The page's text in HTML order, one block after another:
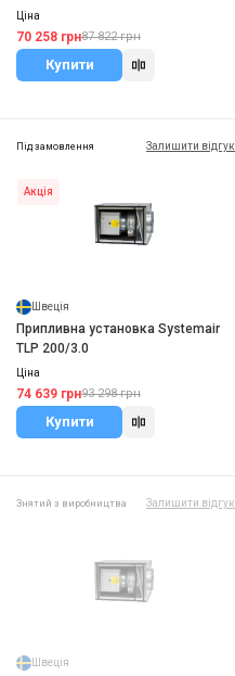
Ціна
70 258 грн87 822 грн
Купити
Під замовлення Залишити відгук
Акція
Швеція
Припливна установка Systemair
TLP 200/3.0
Ціна
74 639 грн93 298 грн
Купити
Знятий з виробництва Залишити відгук
Швеція